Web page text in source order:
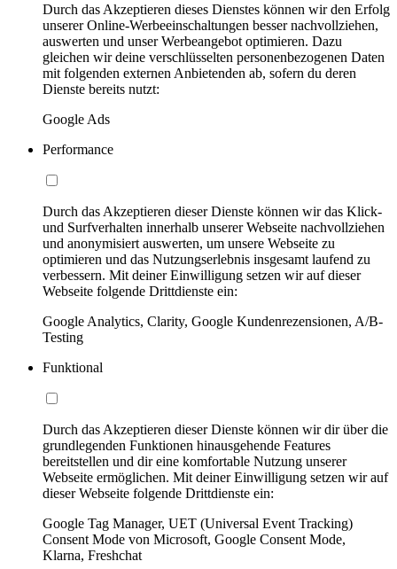
Durch das Akzeptieren dieses Dienstes können wir den Erfolg
unserer Online-Werbeeinschaltungen besser nachvollziehen,
auswerten und unser Werbeangebot optimieren. Dazu
gleichen wir deine verschlüsselten personenbezogenen Daten
mit folgenden externen Anbietenden ab, sofern du deren
Dienste bereits nutzt:
Google Ads
Performance
Durch das Akzeptieren dieser Dienste können wir das Klick-
und Surfverhalten innerhalb unserer Webseite nachvollziehen
und anonymisiert auswerten, um unsere Webseite zu
optimieren und das Nutzungserlebnis insgesamt laufend zu
verbessern. Mit deiner Einwilligung setzen wir auf dieser
Webseite folgende Drittdienste ein:
Google Analytics, Clarity, Google Kundenrezensionen, A/B-
Testing
Funktional
Durch das Akzeptieren dieser Dienste können wir dir über die
grundlegenden Funktionen hinausgehende Features
bereitstellen und dir eine komfortable Nutzung unserer
Webseite ermöglichen. Mit deiner Einwilligung setzen wir auf
dieser Webseite folgende Drittdienste ein:
Google Tag Manager, UET (Universal Event Tracking)
Consent Mode von Microsoft, Google Consent Mode,
Klarna, Freshchat